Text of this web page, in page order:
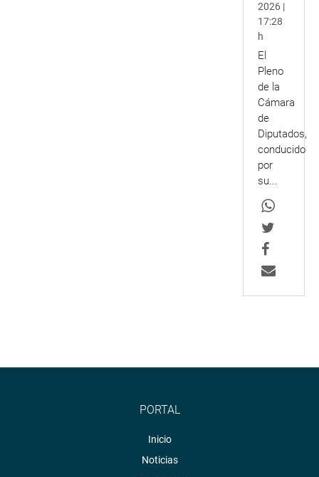
2026 |
17:28
h
El
Pleno
de la
Cámara
de
Diputados,
conducido
por
su...
PORTAL
Inicio
Noticias